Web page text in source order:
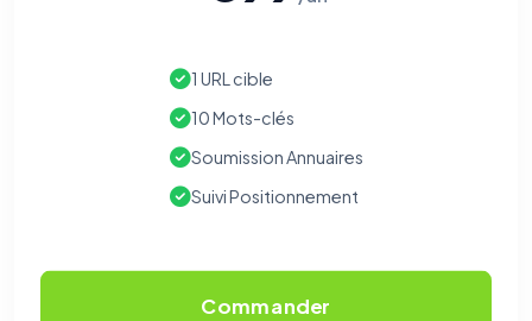
1 URL cible
10 Mots-clés
Soumission Annuaires
Suivi Positionnement
Commander